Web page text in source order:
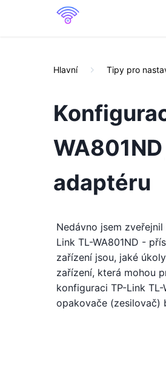
Hlavní Tipy pro
adaptéru
Nedávno jsem
Link TL-WA801ND -
zařízení jsou, jaké
zařízení, která mohou
konfiguraci TP-Link
opakovače (zesilovač)